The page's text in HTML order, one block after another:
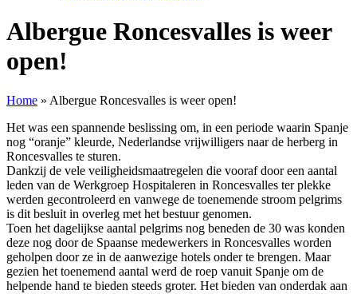
Albergue Roncesvalles is weer
open!
Home » Albergue Roncesvalles is weer open!
Het was een spannende beslissing om, in een periode waarin Spanje
nog “oranje” kleurde, Nederlandse vrijwilligers naar de herberg in
Roncesvalles te sturen.
Dankzij de vele veiligheidsmaatregelen die vooraf door een aantal
leden van de Werkgroep Hospitaleren in Roncesvalles ter plekke
werden gecontroleerd en vanwege de toenemende stroom pelgrims
is dit besluit in overleg met het bestuur genomen.
Toen het dagelijkse aantal pelgrims nog beneden de 30 was konden
deze nog door de Spaanse medewerkers in Roncesvalles worden
geholpen door ze in de aanwezige hotels onder te brengen. Maar
gezien het toenemend aantal werd de roep vanuit Spanje om de
helpende hand te bieden steeds groter. Het bieden van onderdak aan